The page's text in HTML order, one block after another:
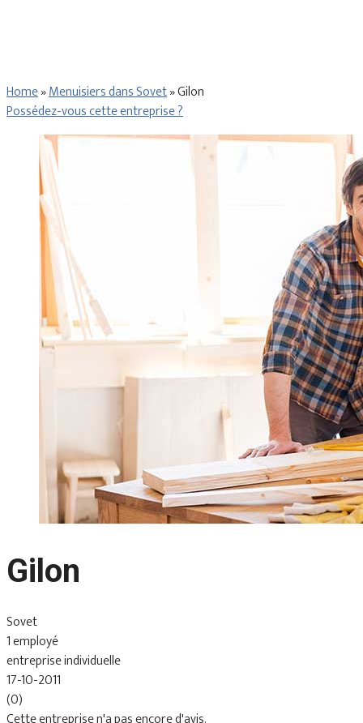
Home»Menuisiers dans Sovet»Gilon
Possédez-vous cette entreprise ?
Gilon
Sovet
1 employé
entreprise individuelle
17-10-2011
(0)